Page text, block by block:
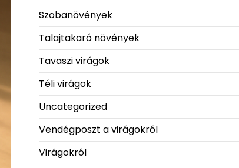
Szobanövények
Talajtakaró növények
Tavaszi virágok
Téli virágok
Uncategorized
Vendégposzt a virágokról
Virágokról